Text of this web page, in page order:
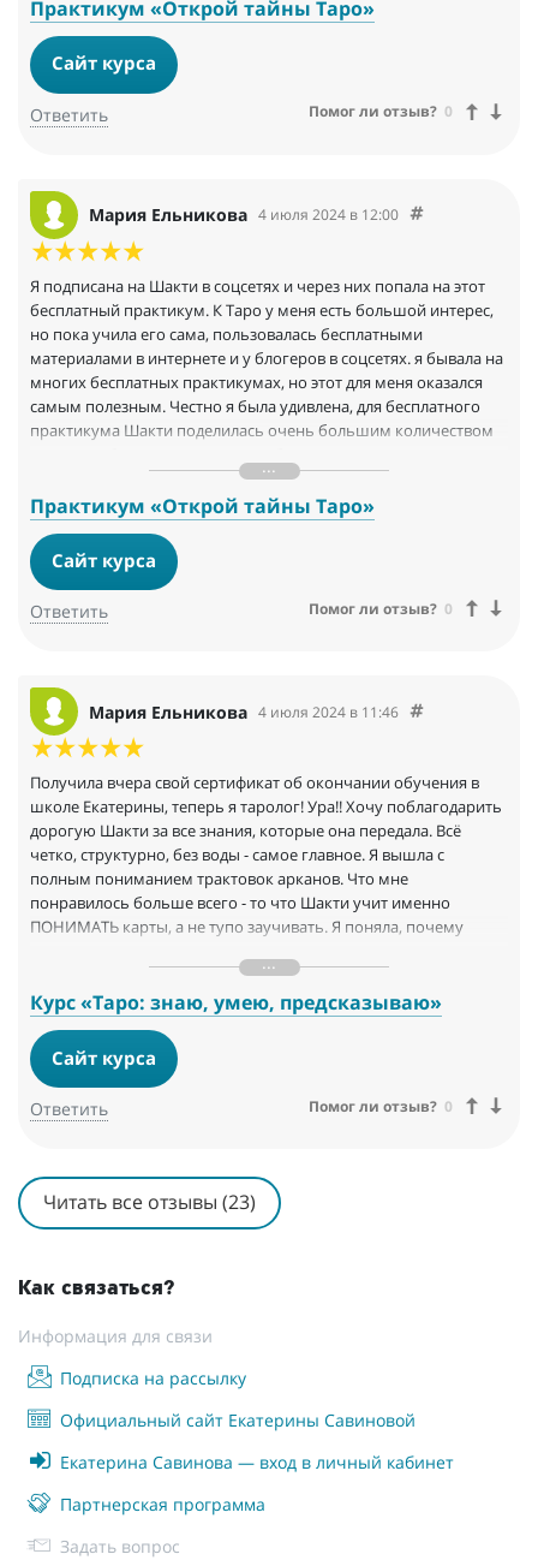
Практикум «Открой тайны Таро»
Сайт курса
Ответить Помог ли отзыв? 0
Мария Ельникова 4 июля 2024 в 12:00
Я подписана на Шакти в соцсетях и через них попала на этот
бесплатный практикум. К Таро у меня есть большой интерес,
но пока учила его сама, пользовалась бесплатными
материалами в интернете и у блогеров в соцсетях. я бывала на
многих бесплатных практикумах, но этот для меня оказался
самым полезным. Честно я была удивлена, для бесплатного
практикума Шакти поделилась очень большим количеством
очень много воды и повторений. тут же и очистка колоды и ее
зарядка - я до этого вообще про такое не слышала, не знала
насколько это важно. А после медитации, которую Шакти дает
на практикуме, я почувствовала себя очень хорошо и
наполнено. Я рада, что попала к Кате на практикум и в
старшие арканы. Я очень довольна, Спасибо ДОРОГАЯ
Практикум «Открой тайны Таро»
Сайт курса
Ответить Помог ли отзыв? 0
Мария Ельникова 4 июля 2024 в 11:46
Получила вчера свой сертификат об окончании обучения в
школе Екатерины, теперь я таролог! Ура!! Хочу поблагодарить
дорогую Шакти за все знания, которые она передала. Всё
четко, структурно, без воды - самое главное. Я вышла с
полным пониманием трактовок арканов. Что мне
понравилось больше всего - то что Шакти учит именно
ПОНИМАТЬ карты, а не тупо заучивать. Я поняла, почему
могла банально запомнить карт. Екатерина же на курсе
научила, как по ее авторской методике читать трактовки
арканов быстро и точно, без зубрежки. Этот курс для меня -
большой знак и подарок! Теперь я могу делать расклады
другим людям и не бояться что случайно забуду трактовку
карты. Спасибо дорогая Шакти, рекомендую ваш курс всем
желающим изучит таро! ))
Курс «Таро: знаю, умею, предсказываю»
Сайт курса
Ответить Помог ли отзыв? 0
Читать все отзывы (23)
Как связаться?
Информация для связи
Подписка на рассылку
Официальный сайт Екатерины Савиновой
Екатерина Савинова — вход в личный кабинет
Партнерская программа
Задать вопрос